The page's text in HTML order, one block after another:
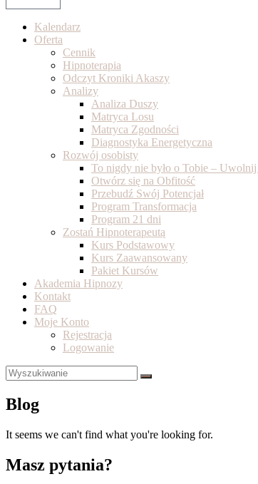
Kalendarz
Oferta
Cennik
Hipnoterapia
Odczyt Kroniki Akaszy
Analizy
Analiza Duszy
Matryca Losu
Matryca Zgodności
Diagnostyka Energetyczna
Rozwój osobisty
To nigdy nie było o Tobie –
Otwórz się na Obfitość
Przebudź Swój Potencjał
Program Transformacja
Program 21 dni
Zostań Hipnoterapeutą
Kurs Podstawowy
Kurs Zaawansowany
Pakiet Kursów
Akademia Hipnozy
Kontakt
FAQ
Moje Konto
Rejestracja
Logowanie
Blog
It seems we can't find what you're looking for.
Masz pytania?